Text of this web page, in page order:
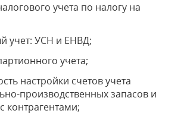
учета по налогу на
учет: УСН и ЕНВД;
учета;
настройки счетов учета
производственных запасов и
контрагентами;